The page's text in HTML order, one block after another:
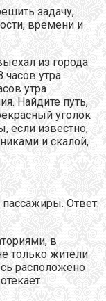
задачу,
времени и
из города
утра.
утра
Найдите путь,
уголок
если известно,
и скалой,
Ответ:
в
только жители
расположено